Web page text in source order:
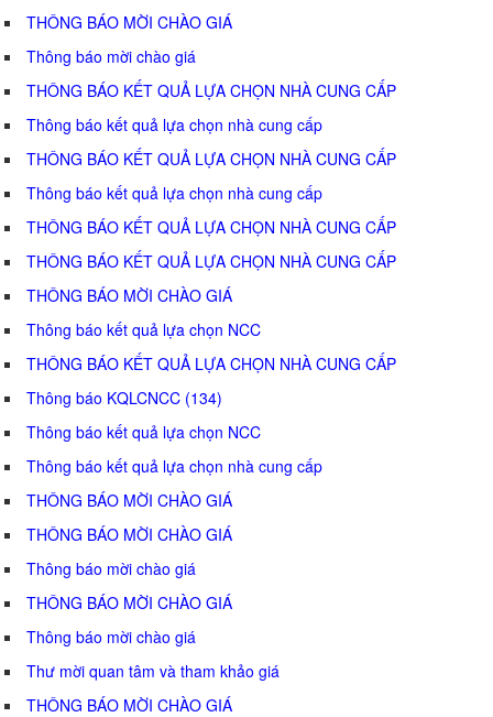
THÔNG BÁO MỜI CHÀO GIÁ
Thông báo mời chào giá
THÔNG BÁO KẾT QUẢ LỰA CHỌN NHÀ CUNG CẤP
Thông báo kết quả lựa chọn nhà cung cấp
THÔNG BÁO KẾT QUẢ LỰA CHỌN NHÀ CUNG CẤP
Thông báo kết quả lựa chọn nhà cung cấp
THÔNG BÁO KẾT QUẢ LỰA CHỌN NHÀ CUNG CẤP
THÔNG BÁO KẾT QUẢ LỰA CHỌN NHÀ CUNG CẤP
THÔNG BÁO MỜI CHÀO GIÁ
Thông báo kết quả lựa chọn NCC
THÔNG BÁO KẾT QUẢ LỰA CHỌN NHÀ CUNG CẤP
Thông báo KQLCNCC (134)
Thông báo kết quả lựa chọn NCC
Thông báo kết quả lựa chọn nhà cung cấp
THÔNG BÁO MỜI CHÀO GIÁ
THÔNG BÁO MỜI CHÀO GIÁ
Thông báo mời chào giá
THÔNG BÁO MỜI CHÀO GIÁ
Thông báo mời chào giá
Thư mời quan tâm và tham khảo giá
THÔNG BÁO MỜI CHÀO GIÁ